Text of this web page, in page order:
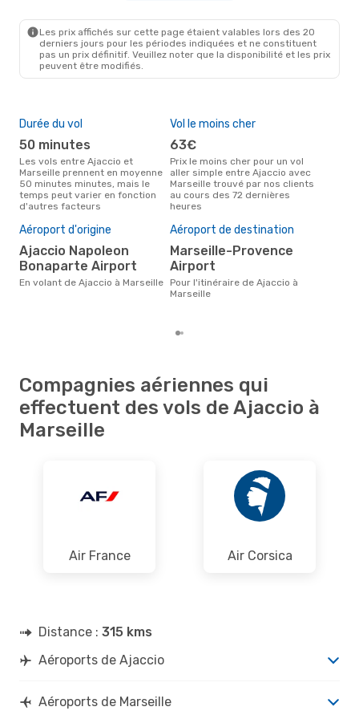
Les prix affichés sur cette page étaient valables lors des 20
derniers jours pour les périodes indiquées et ne constituent
pas un prix définitif. Veuillez noter que la disponibilité et les prix
peuvent être modifiés.
Durée du vol
50 minutes
Les vols entre Ajaccio et
Marseille prennent en moyenne
50 minutes minutes, mais le
temps peut varier en fonction
d'autres facteurs
Vol le moins cher
63€
Prix le moins cher pour un vol
aller simple entre Ajaccio avec
Marseille trouvé par nos clients
au cours des 72 dernières
heures
Aéroport d'origine
Ajaccio Napoleon
Bonaparte Airport
En volant de Ajaccio à Marseille
Aéroport de destination
Marseille-Provence
Airport
Pour l'itinéraire de Ajaccio à
Marseille
Compagnies aériennes qui
effectuent des vols de Ajaccio à
Marseille
Air France Air Corsica
Distance : 315 kms
Aéroports de Ajaccio
Aéroports de Marseille